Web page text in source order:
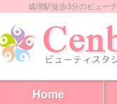
成増駅徒歩3分のビュー
Home